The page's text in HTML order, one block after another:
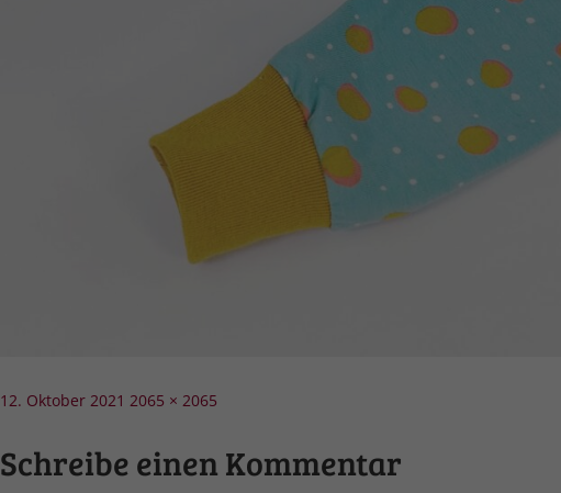
Veröffentlicht
12. Oktober 2021 Volle
2065 × 2065
Schreibe einen Kommentar